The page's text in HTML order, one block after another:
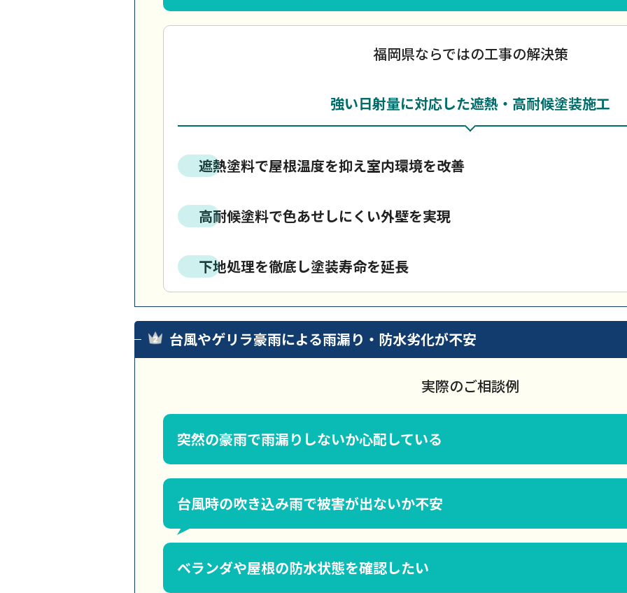
福岡県ならではの工事の解決策
強い日射量に対応した遮熱・高耐候塗装施工
遮熱塗料で屋根温度を抑え室内環境を改善
高耐候塗料で色あせしにくい外壁を実現
下地処理を徹底し塗装寿命を延長
台風やゲリラ豪雨による雨漏り・防水劣化が不安
実際のご相談例
突然の豪雨で雨漏りしないか心配している
台風時の吹き込み雨で被害が出ないか不安
ベランダや屋根の防水状態を確認したい